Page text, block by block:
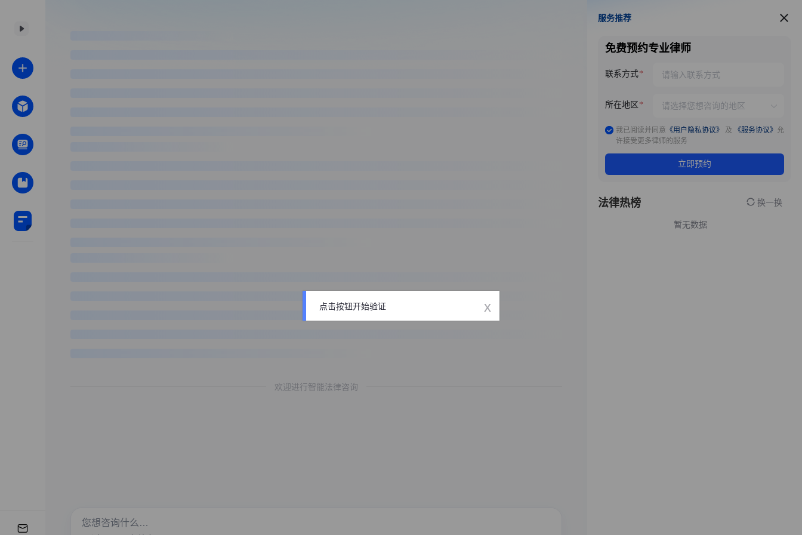
欢迎进行智能法律咨询
服务推荐
服务推荐
免费预约专业律师
联系方式
所在地区
我已阅读并同意 《用户隐私协议》 及 《服务协议》 允
许接受更多律师的服务
立即预约
法律热榜 换一换
暂无数据
点击按钮开始验证 x